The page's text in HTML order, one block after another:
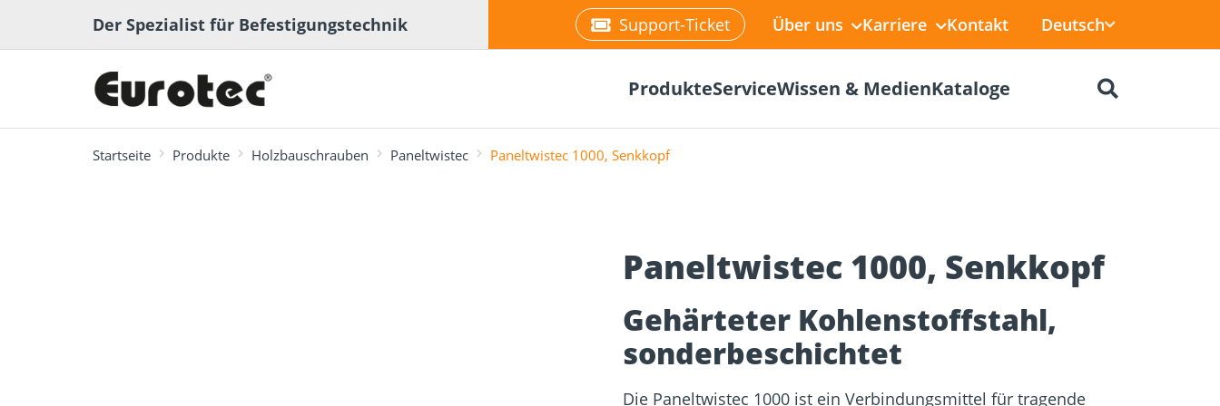
Der Spezialist für Befestigungstechnik Support-Ticket Über uns Karriere Kontakt Deutsch
ProdukteService
NEU
Wissen & Medien
Befestigungen für
Terrassendielen
Kataloge
Startseite Produkte Holzbauschrauben Paneltwistec Paneltwistec 1000, Senkkopf
Paneltwistec 1000, Senkkopf
Gehärteter Kohlenstoffstahl,
sonderbeschichtet
Die Paneltwistec 1000 ist ein Verbindungsmittel für tragende